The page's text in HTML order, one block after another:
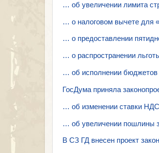
… об увеличении лимита
… о налоговом вычете для
… о предоставлении
… о распространении
… об исполнении
ГосДума приняла
… об изменении ставки
… об увеличении пошлины
В СЗ ГД внесен проект